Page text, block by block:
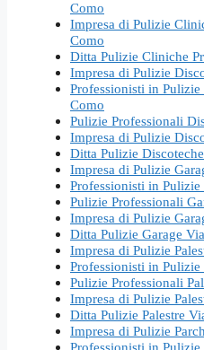
Como
Impresa di Pulizie
Como
Ditta Pulizie Cliniche
Impresa di Pulizie
Professionisti in
Como
Pulizie Professionali
Impresa di Pulizie
Ditta Pulizie
Impresa di Pulizie
Professionisti in
Pulizie Professionali
Impresa di Pulizie
Ditta Pulizie Garage
Impresa di Pulizie
Professionisti in
Pulizie Professionali
Impresa di Pulizie
Ditta Pulizie Palestre
Impresa di Pulizie
Professionisti in